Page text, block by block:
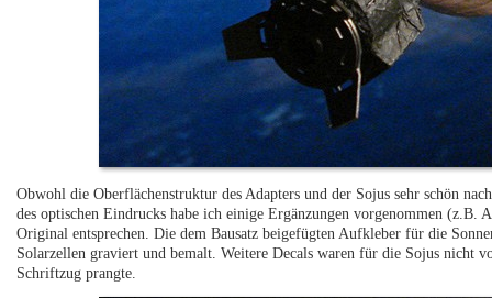
Obwohl die Oberflächenstruktur des Adapters und der Sojus sehr schön
des optischen Eindrucks habe ich einige Ergänzungen vorgenommen (z.B.
Original entsprechen. Die dem Bausatz beigefügten Aufkleber für die
Solarzellen graviert und bemalt. Weitere Decals waren für die Sojus nicht
Schriftzug prangte.